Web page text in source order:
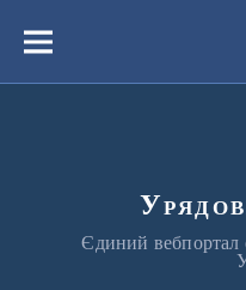
вмістуМеню
Єдиний вебпортал